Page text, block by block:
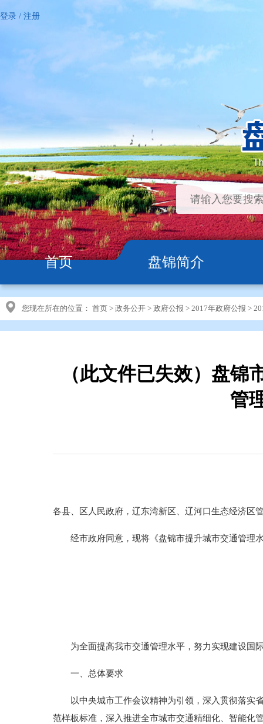
登录 / 注册
首页 盘锦简介
您现在所在的位置： 首页 > 政务公开 > 政府公报 > 2017年政府公报 >
（此文件已失效）盘
管
各县、区人民政府，辽东湾新区、辽河口生态经济区
经市政府同意，现将《盘锦市提升城市交通管理
为全面提高我市交通管理水平，努力实现建设国际
一、总体要求
以中央城市工作会议精神为引领，深入贯彻落实省
范样板标准，深入推进全市城市交通精细化、智能化